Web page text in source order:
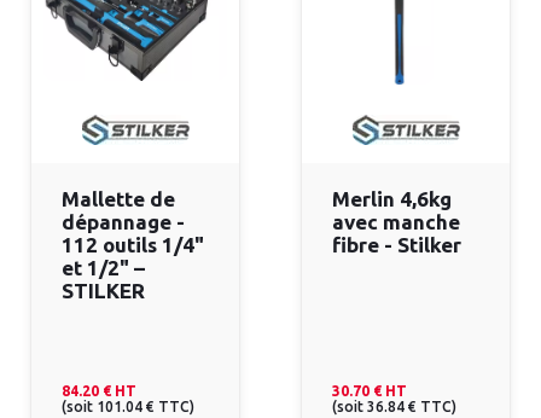
Mallette de
dépannage -
112 outils 1/4"
et 1/2" –
STILKER
84.20 € HT
(soit 101.04 € TTC)
Merlin 4,6kg
avec manche
fibre - Stilker
30.70 € HT
(soit 36.84 € TTC)